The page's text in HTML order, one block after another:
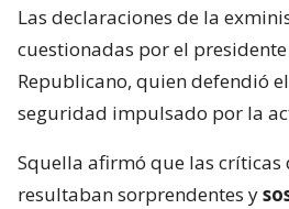
Las declaraciones de la
cuestionadas por el
Republicano, quien defendió
seguridad impulsado por la
Squella afirmó que las críticas
resultaban sorprendentes y